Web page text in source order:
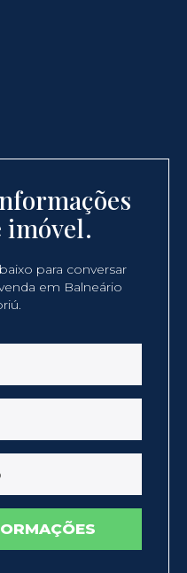
imóvel.
para conversar
em Balneário